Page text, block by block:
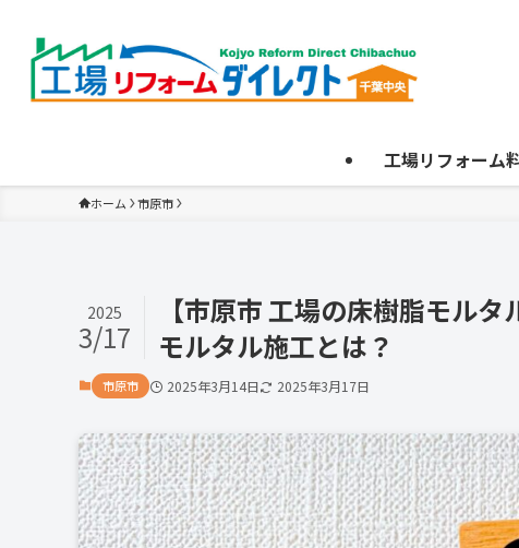
工場リフォーム
ホーム 市原市
【市原市 工場の床樹脂モル
モルタル施工とは？
2025
3/17
市原市 2025年3月14日 2025年3月17日